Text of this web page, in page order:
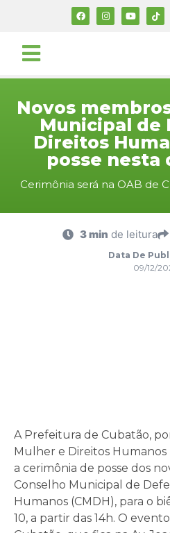
Novos
Municipal de
Direitos
posse nesta
Cerimônia será na OAB de
3 min de leitura
Data De
09/12/
A Prefeitura de Cubatão,
Mulher e Direitos Humanos
a cerimônia de posse dos
Conselho Municipal de
Humanos (CMDH), para o
10, a partir das 14h. O